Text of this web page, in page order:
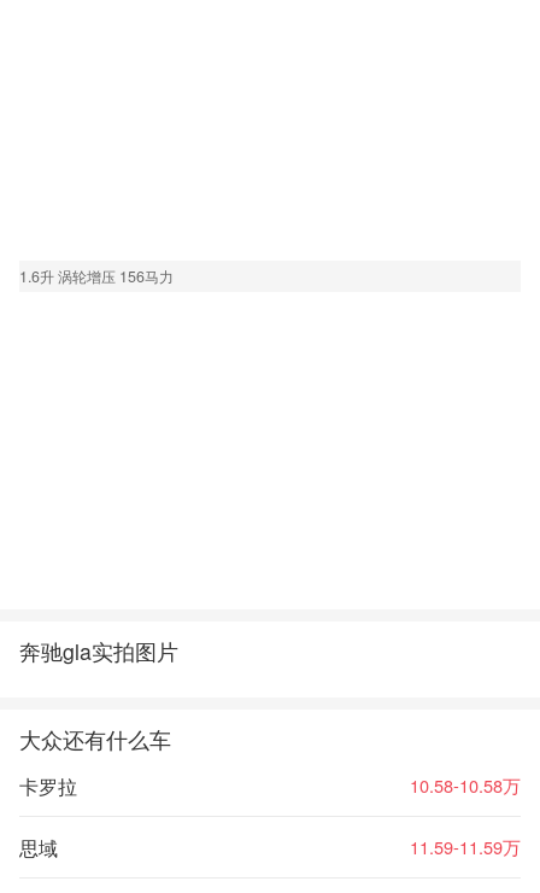
1.6升 涡轮增压 156马力
奔驰gla实拍图片
大众还有什么车
卡罗拉 10.58-10.58万
思域 11.59-11.59万